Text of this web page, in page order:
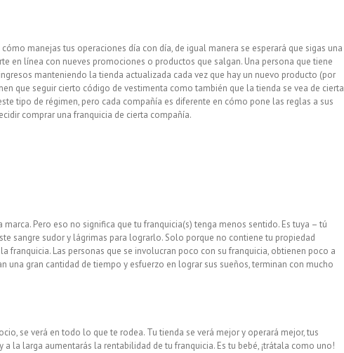
manejas tus operaciones día con día, de igual manera se esperará que sigas una
en línea con nueves promociones o productos que salgan. Una persona que tiene
manteniendo la tienda actualizada cada vez que hay un nuevo producto (por
que seguir cierto código de vestimenta como también que la tienda se vea de cierta
tipo de régimen, pero cada compañía es diferente en cómo pone las reglas a sus
comprar una franquicia de cierta compañía.
Pero eso no significa que tu franquicia(s) tenga menos sentido. Es tuya – tú
sangre sudor y lágrimas para lograrlo. Solo porque no contiene tu propiedad
franquicia. Las personas que se involucran poco con su franquicia, obtienen poco a
una gran cantidad de tiempo y esfuerzo en lograr sus sueños, terminan con mucho
se verá en todo lo que te rodea. Tu tienda se verá mejor y operará mejor, tus
la larga aumentarás la rentabilidad de tu franquicia. Es tu bebé, ¡trátala como uno!